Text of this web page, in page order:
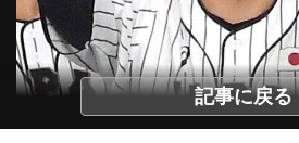
記事に戻る